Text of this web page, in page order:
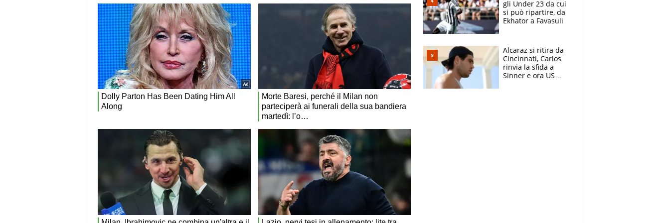
gli Under 23 da cui
si può ripartire, da
Ekhator a Favasuli
Alcaraz si ritira da
Cincinnati, Carlos
rinvia la sfida a
Sinner e ora US